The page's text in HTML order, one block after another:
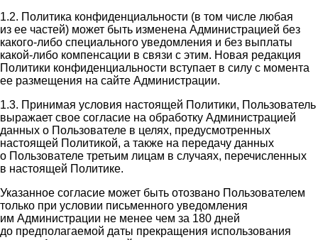
1.2. Политика конфиденциальности (в том числе любая
из ее частей) может быть изменена Администрацией без
какого-либо специального уведомления и без выплаты
какой-либо компенсации в связи с этим. Новая редакция
Политики конфиденциальности вступает в силу с момента
ее размещения на сайте Администрации.
1.3. Принимая условия настоящей Политики, Пользователь
выражает свое согласие на обработку Администрацией
данных о Пользователе в целях, предусмотренных
настоящей Политикой, а также на передачу данных
о Пользователе третьим лицам в случаях, перечисленных
в настоящей Политике.
Указанное согласие может быть отозвано Пользователем
только при условии письменного уведомления
им Администрации не менее чем за 180 дней
до предполагаемой даты прекращения использования